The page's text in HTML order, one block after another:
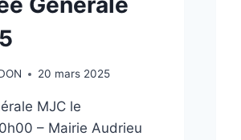
20 mars 2025
MJC le
– Mairie Audrieu